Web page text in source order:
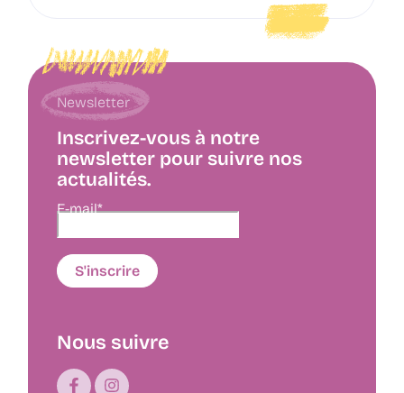
Newsletter
Inscrivez-vous à notre
newsletter pour suivre nos
actualités.
E-mail*
Nous suivre